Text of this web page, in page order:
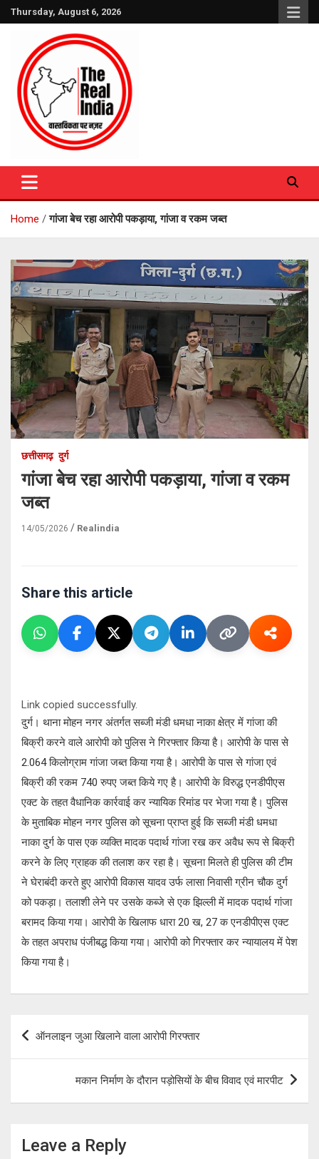
Skip
to
Thursday, August 6, 2026
The Real India
Home गांजा बेच रहा आरोपी पकड़ाया, गांजा व रकम जब्त
छत्तीसगढ़ दुर्ग
गांजा बेच रहा आरोपी पकड़ाया, गांजा व रकम
जब्त
14/05/2026 Realindia
Share this article
Link copied successfully.
दुर्ग। थाना मोहन नगर अंतर्गत सब्जी मंडी धमधा नाका क्षेत्र में गांजा की
बिक्री करने वाले आरोपी को पुलिस ने गिरफ्तार किया है। आरोपी के पास से
2.064 किलोग्राम गांजा जब्त किया गया है। आरोपी के पास से गांजा एवं
बिक्री की रकम 740 रुपए जब्त किये गए है। आरोपी के विरुद्ध एनडीपीएस
एक्ट के तहत वैधानिक कार्रवाई कर न्यायिक रिमांड पर भेजा गया है। पुलिस
के मुताबिक मोहन नगर पुलिस को सूचना प्राप्त हुई कि सब्जी मंडी धमधा
नाका दुर्ग के पास एक व्यक्ति मादक पदार्थ गांजा रख कर अवैध रूप से बिक्री
करने के लिए ग्राहक की तलाश कर रहा है। सूचना मिलते ही पुलिस की टीम
ने घेराबंदी करते हुए आरोपी विकास यादव उर्फ लासा निवासी ग्रीन चौक दुर्ग
को पकड़ा। तलाशी लेने पर उसके कब्जे से एक झिल्ली में मादक पदार्थ गांजा
बरामद किया गया। आरोपी के खिलाफ धारा 20 ख, 27 क एनडीपीएस एक्ट
के तहत अपराध पंजीबद्ध किया गया। आरोपी को गिरफ्तार कर न्यायालय में पेश
किया गया है।
Post
navigation
ऑनलाइन जुआ खिलाने वाला आरोपी गिरफ्तार
मकान निर्माण के दौरान पड़ोसियों के बीच विवाद एवं मारपीट
Leave a Reply